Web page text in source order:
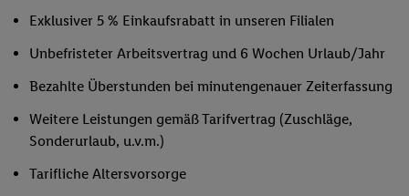
Exklusiver 5 % Einkaufsrabatt in unseren Filialen
Unbefristeter Arbeitsvertrag und 6 Wochen Urlaub/Jahr
Bezahlte Überstunden bei minutengenauer Zeiterfassung
Weitere Leistungen gemäß Tarifvertrag (Zuschläge,
Sonderurlaub, u.v.m.)
Tarifliche Altersvorsorge